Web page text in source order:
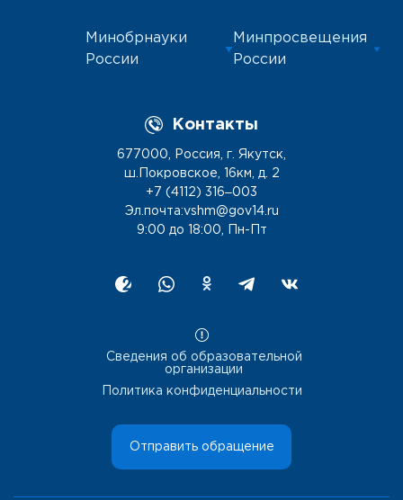
Минобрнауки
России
Минпросвещения
России
Контакты
677000, Россия, г. Якутск,
ш.Покровское, 16км, д. 2
+7 (4112) 316‒003
Эл.почта:vshm@gov14.ru
9:00 до 18:00, Пн-Пт
Отправить обращение
Сведения об образовательной
организации
Политика конфиденциальности